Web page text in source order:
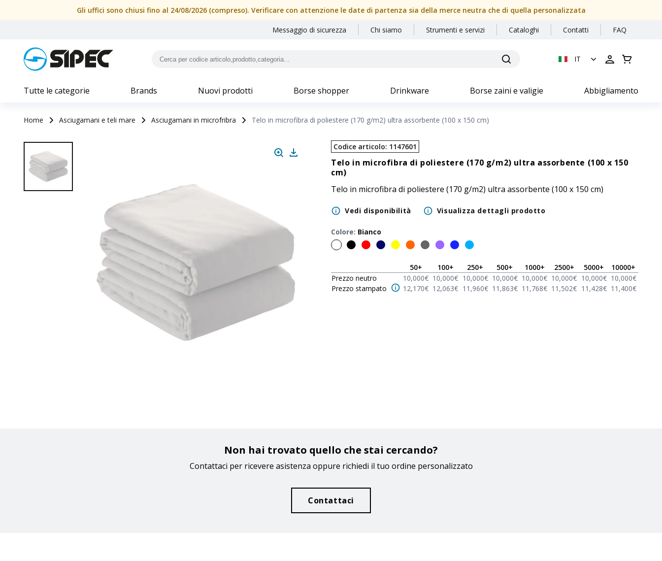
Gli uffici sono chiusi fino al 24/08/2026 (compreso). Verificare con attenzione le date di partenza sia della merce neutra che di quella personalizzata
Messaggio di sicurezza Chi siamo Strumenti e servizi Cataloghi Contatti FAQ
IT
Tutte le categorie Brands Nuovi prodotti Borse shopper Drinkware Borse zaini e valigie Abbigliamento
Home Asciugamani e teli mare Asciugamani in microfribra Telo in microfibra di poliestere (170 g/m2) ultra assorbente (100 x 150 cm)
Codice articolo: 1147601
Telo in microfibra di poliestere (170 g/m2) ultra assorbente (100 x 150
cm)
Telo in microfibra di poliestere (170 g/m2) ultra assorbente (100 x 150 cm)
Vedi disponibilità Visualizza dettagli prodotto
Colore: Bianco
50+ 100+ 250+ 500+ 1000+ 2500+ 5000+ 10000+
Prezzo neutro
10,000€ 10,000€ 10,000€ 10,000€ 10,000€ 10,000€ 10,000€ 10,000€
Prezzo stampato
12,170€ 12,063€ 11,960€ 11,863€ 11,768€ 11,502€ 11,428€ 11,400€
Non hai trovato quello che stai cercando?
Contattaci per ricevere asistenza oppure richiedi il tuo ordine personalizzato
Contattaci
Telo in microfibra di poliestere (170 g/m2) ultra assorbente (100 x 150 cm) | SIPEC